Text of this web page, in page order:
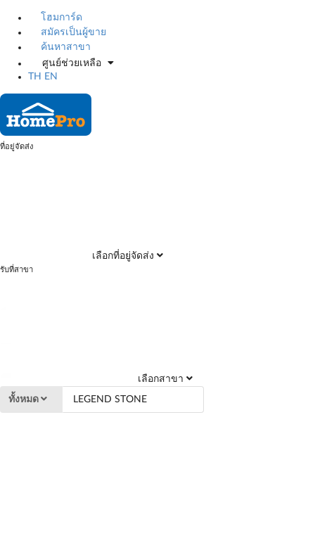
โฮมการ์ด
สมัครเป็นผู้ขาย
ค้นหาสาขา
ศูนย์ช่วยเหลือ
TH
EN
ที่อยู่จัดส่ง
เลือกที่อยู่จัดส่ง
รับที่สาขา
เลือกสาขา
ทั้งหมด